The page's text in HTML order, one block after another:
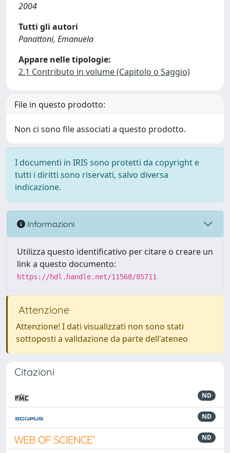
2004
Tutti gli autori
Panattoni, Emanuela
Appare nelle tipologie:
2.1 Contributo in volume (Capitolo o Saggio)
File in questo prodotto:
Non ci sono file associati a questo prodotto.
I documenti in IRIS sono protetti da copyright e
tutti i diritti sono riservati, salvo diversa
indicazione.
Informazioni
Utilizza questo identificativo per citare o creare un
link a questo documento:
https://hdl.handle.net/11568/85711
Attenzione
Attenzione! I dati visualizzati non sono stati
sottoposti a validazione da parte dell'ateneo
Citazioni
ND
ND
ND